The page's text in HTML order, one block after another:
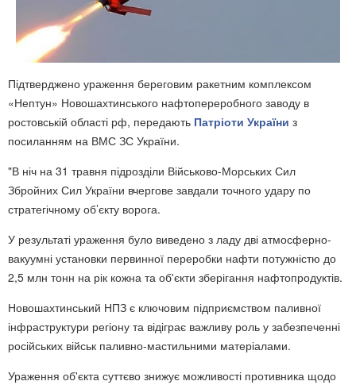
Підтверджено ураження береговим ракетним комплексом
«Нептун» Новошахтинського нафтопереробного заводу в
ростовській області рф, передають Патріоти України з
посиланням на ВМС ЗС України.
"В ніч на 31 травня підрозділи Військово-Морських Сил
Збройних Сил України вчергове завдали точного удару по
стратегічному об’єкту ворога.
У результаті ураження було виведено з ладу дві атмосферно-
вакуумні установки первинної переробки нафти потужністю до
2,5 млн тонн на рік кожна та об'єкти зберігання нафтопродуктів.
Новошахтинський НПЗ є ключовим підприємством паливної
інфраструктури регіону та відіграє важливу роль у забезпеченні
російських військ паливно-мастильними матеріалами.
Ураження об'єкта суттєво знижує можливості противника щодо